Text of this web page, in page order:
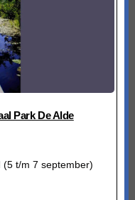
Park De Alde
(5 t/m 7 september)